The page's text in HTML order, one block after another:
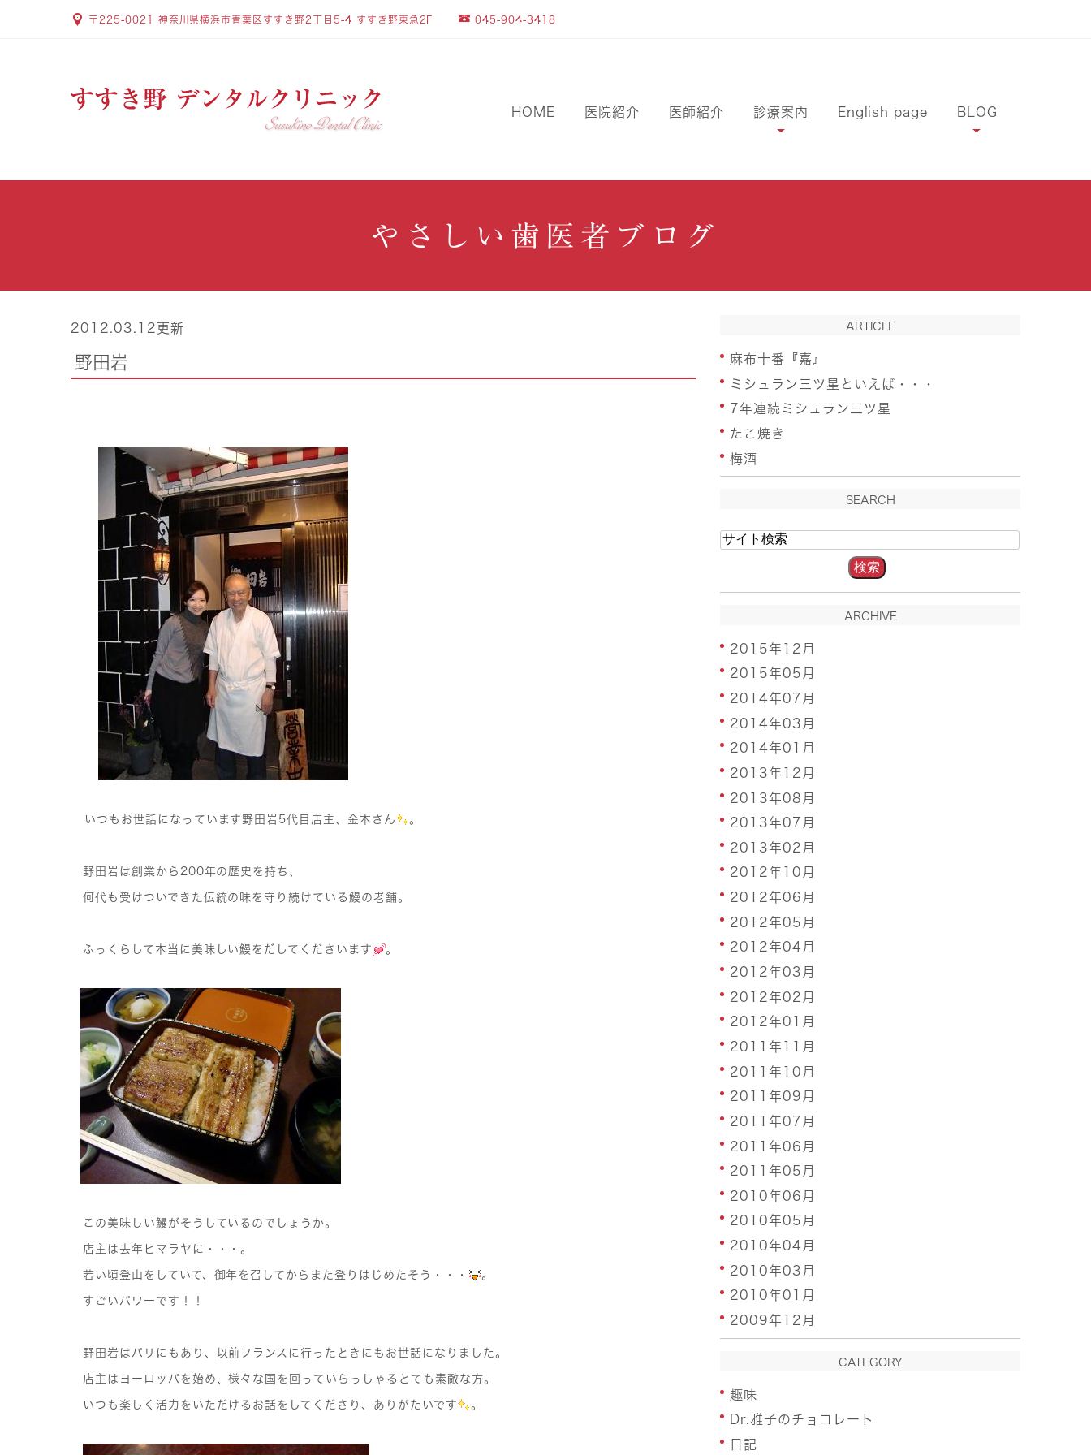
〒225-0021 神奈川県横浜市青葉区すすき野2丁目5-4 すすき野東急2F 045-904-3418
HOME 医院紹介 医師紹介 診療案内 English page BLOG
やさしい歯医者ブログ
2012.03.12更新
野田岩
いつもお世話になっています野田岩5代目店主、金本さん 。
野田岩は創業から200年の歴史を持ち、
何代も受けついできた伝統の味を守り続けている鰻の老舗。
ふっくらして本当に美味しい鰻をだしてくださいます 。
この美味しい鰻がそうしているのでしょうか。
店主は去年ヒマラヤに・・・。
若い頃登山をしていて、御年を召してからまた登りはじめたそう・・・ 。
すごいパワーです！！
野田岩はパリにもあり、以前フランスに行ったときにもお世話になりました。
店主はヨーロッパを始め、様々な国を回っていらっしゃるとても素敵な方。
いつも楽しく活力をいただけるお話をしてくださり、ありがたいです 。
ARTICLE
麻布十番『嘉』
ミシュラン三ツ星といえば・・・
7年連続ミシュラン三ツ星
たこ焼き
梅酒
SEARCH
ARCHIVE
2015年12月
2015年05月
2014年07月
2014年03月
2014年01月
2013年12月
2013年08月
2013年07月
2013年02月
2012年10月
2012年06月
2012年05月
2012年04月
2012年03月
2012年02月
2012年01月
2011年11月
2011年10月
2011年09月
2011年07月
2011年06月
2011年05月
2010年06月
2010年05月
2010年04月
2010年03月
2010年01月
2009年12月
CATEGORY
趣味
Dr.雅子のチョコレート
日記